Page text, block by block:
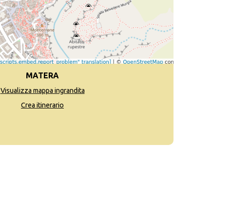
MATERA
Visualizza mappa ingrandita
Crea itinerario